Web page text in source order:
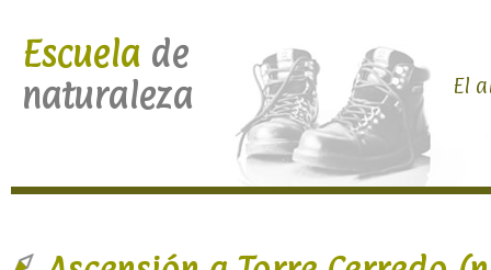
Escuela de
naturaleza
El